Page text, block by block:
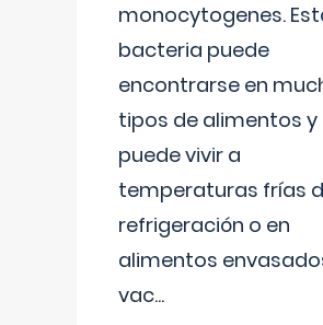
monocytogenes.
bacteria puede
encontrarse en
tipos de alimentos y
puede vivir a
temperaturas frías
refrigeración o en
alimentos
vac...